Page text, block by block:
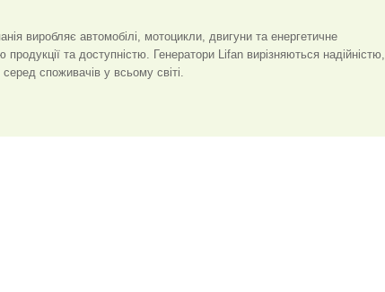
виробляє автомобілі, мотоцикли, двигуни та енергетичне
та доступністю. Генератори Lifan вирізняються надійністю,
споживачів у всьому світі.